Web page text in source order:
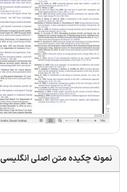
نمونه چکیده متن اصلی انگلیسی